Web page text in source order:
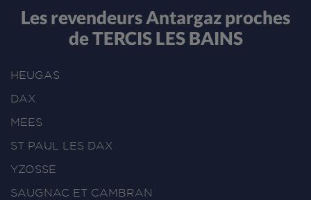
Les revendeurs Antargaz proches
de TERCIS LES BAINS
HEUGAS
DAX
MEES
ST PAUL LES DAX
YZOSSE
SAUGNAC ET CAMBRAN